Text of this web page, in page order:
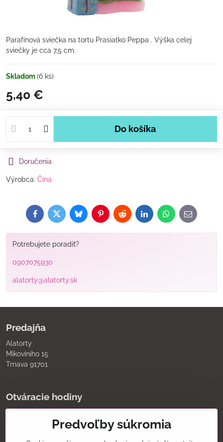
Parafínová sviečka na tortu Prasiatko Peppa . Výška celej
sviečky je cca 7,5 cm.
Skladom(6 ks)
5,40 €
Do košíka
Doručenia
Výrobca: Čína
FacebookTwitterBlueskyPinterestRedditLinkedInWhatsApp
E-
mail
Potrebujete poradiť?
0907075930
alatorty@alatorty.sk
Predajňa
Alatorty
Mikovíniho 15
Trnava 91701
Otváracie hodiny
9:00 - 11:30 12:00 - 18:00Predvoľby súkromia